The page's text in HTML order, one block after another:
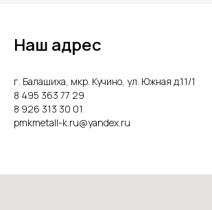
Наш адрес
г. Балашиха, мкр. Кучино, ул. Южная д.11/1
8 495 363 77 29
8 926 313 30 01
pmkmetall-k.ru@yandex.ru